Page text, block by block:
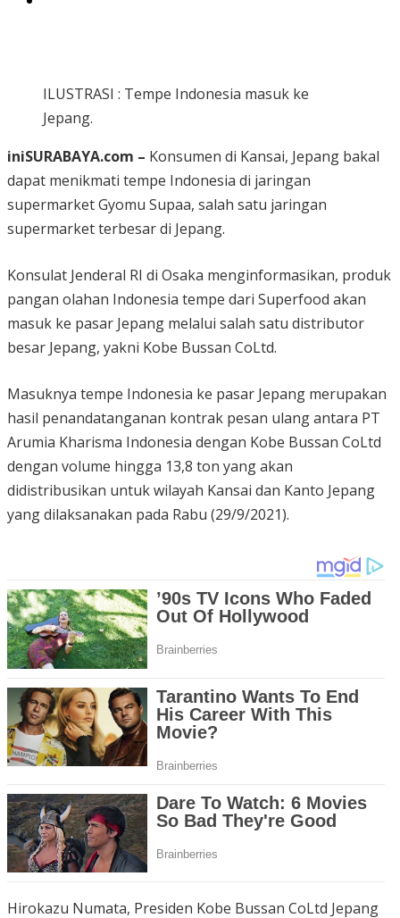
ILUSTRASI : Tempe Indonesia masuk ke
Jepang.
iniSURABAYA.com – Konsumen di Kansai, Jepang bakal
dapat menikmati tempe Indonesia di jaringan
supermarket Gyomu Supaa, salah satu jaringan
supermarket terbesar di Jepang.
Konsulat Jenderal RI di Osaka menginformasikan, produk
pangan olahan Indonesia tempe dari Superfood akan
masuk ke pasar Jepang melalui salah satu distributor
besar Jepang, yakni Kobe Bussan CoLtd.
Masuknya tempe Indonesia ke pasar Jepang merupakan
hasil penandatanganan kontrak pesan ulang antara PT
Arumia Kharisma Indonesia dengan Kobe Bussan CoLtd
dengan volume hingga 13,8 ton yang akan
didistribusikan untuk wilayah Kansai dan Kanto Jepang
yang dilaksanakan pada Rabu (29/9/2021).
Hirokazu Numata, Presiden Kobe Bussan CoLtd Jepang